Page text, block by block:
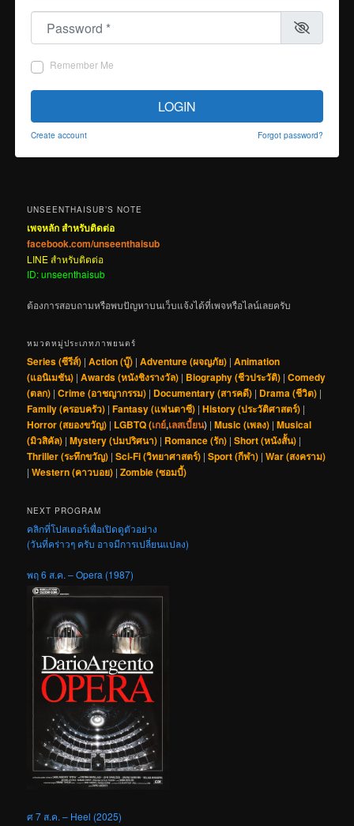
Password
Remember Me
LOGIN
Create account Forgot password?
UNSEENTHAISUB’S NOTE
เพจหลัก สำหรับติดต่อ
facebook.com/unseenthaisub
LINE สำหรับติดต่อ
ID: unseenthaisub
ต้องการสอบถามหรือพบปัญหาบนเว็บแจ้งได้ที่เพจหรือไลน์เลยครับ
หมวดหมู่ประเภทภาพยนตร์
Series (ซีรีส์) |Action (บู๊) |Adventure (ผจญภัย) |Animation
(แอนิเมชัน) |Awards (หนังชิงรางวัล) | Biography (ชีวประวัติ) |Comedy
(ตลก) |Crime (อาชญากรรม) | Documentary (สารคดี) | Drama (ชีวิต) |
Family (ครอบครัว) |Fantasy (แฟนตาซี) |History (ประวัติศาสตร์) |
Horror (สยองขวัญ) | LGBTQ (เกย์,เลสเบี้ยน) |Music (เพลง) |Musical
(มิวสิคัล) |Mystery (ปมปริศนา) | Romance (รัก) |Short (หนังสั้น) |
Thriller (ระทึกขวัญ) |Sci-Fi (วิทยาศาสตร์) |Sport (กีฬา) |War (สงคราม)
|Western (คาวบอย) |Zombie (ซอมบี้)
NEXT PROGRAM
คลิกที่โปสเตอร์เพื่อเปิดดูตัวอย่าง
(วันที่คร่าวๆ ครับ อาจมีการเปลี่ยนแปลง)
พฤ 6 ส.ค. – Opera (1987)
ศ 7 ส.ค. – Heel (2025)